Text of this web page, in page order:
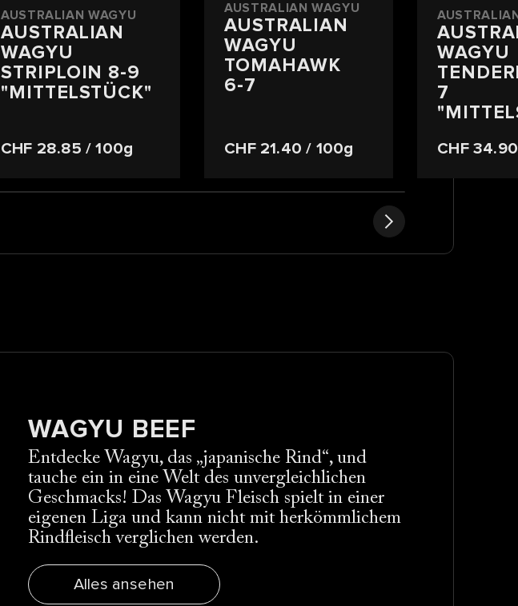
AUSTRALIAN WAGYU
AUSTRALIAN
WAGYU
STRIPLOIN 8-9
"MITTELSTÜCK"
CHF 28.85 / 100g
AUSTRALIAN WAGYU
AUSTRALIAN
WAGYU
TOMAHAWK
6-7
CHF 21.40/ 100g
WAGYU
7
CHF
WAGYU BEEF
Entdecke Wagyu, das „japanische Rind“, und
tauche ein in eine Welt des unvergleichlichen
Geschmacks! Das Wagyu Fleisch spielt in einer
eigenen Liga und kann nicht mit herkömmlichem
Rindfleisch verglichen werden.
Alles ansehen